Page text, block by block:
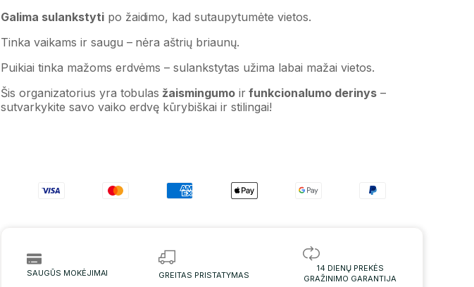
Galima sulankstytipo žaidimo, kad sutaupytumėte vietos.
Tinka vaikams ir saugu – nėra aštrių briaunų.
Puikiai tinka mažoms erdvėms – sulankstytas užima labai mažai vietos.
Šis organizatorius yra tobulas žaismingumo ir funkcionalumo derinys–
sutvarkykite savo vaiko erdvę kūrybiškai ir stilingai!
SAUGŪS MOKĖJIMAI GREITAS PRISTATYMAS
14 DIENŲ PREKĖS
GRAŽINIMO GARANTIJA